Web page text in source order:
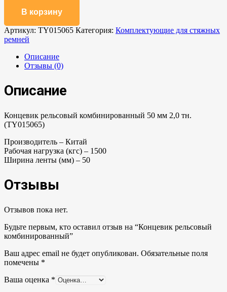
В корзину
Артикул: TY015065 Категория: Комплектующие для стяжных
ремней
Описание
Отзывы (0)
Описание
Концевик рельсовый комбинированный 50 мм 2,0 тн.
(TY015065)
Производитель – Китай
Рабочая нагрузка (кгс) – 1500
Ширина ленты (мм) – 50
Отзывы
Отзывов пока нет.
Будьте первым, кто оставил отзыв на “Концевик рельсовый
комбинированный”
Ваш адрес email не будет опубликован. Обязательные поля
помечены *
Ваша оценка *